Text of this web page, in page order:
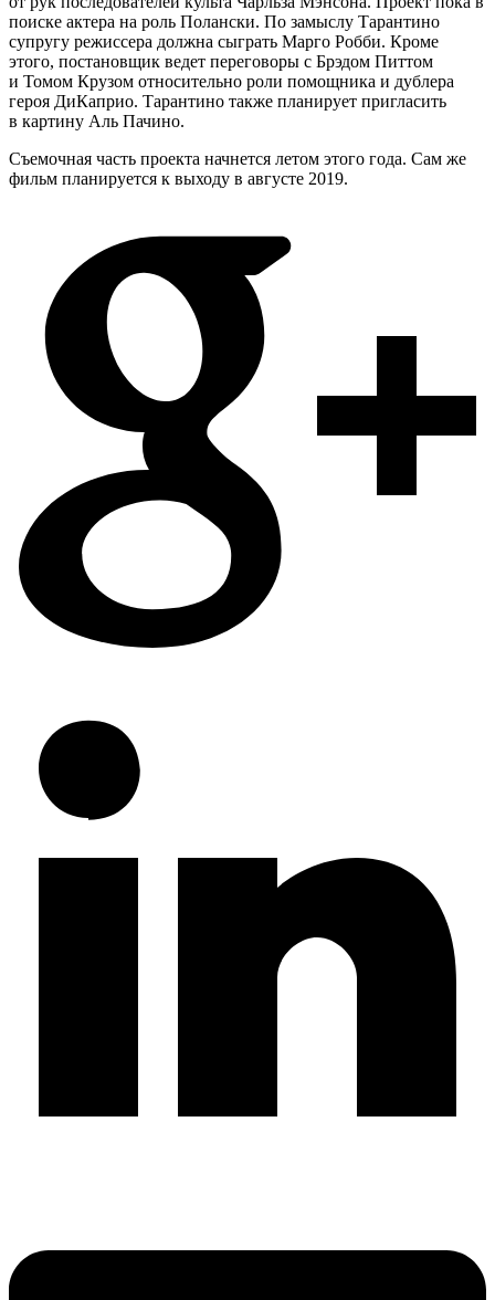
поиске актера на роль Полански. По замыслу Тарантино
супругу режиссера должна сыграть Марго Робби. Кроме
этого, постановщик ведет переговоры с Брэдом Питтом
и Томом Крузом относительно роли помощника и дублера
героя ДиКаприо. Тарантино также планирует пригласить
в картину Аль Пачино.
Съемочная часть проекта начнется летом этого года. Сам же
фильм планируется к выходу в августе 2019.